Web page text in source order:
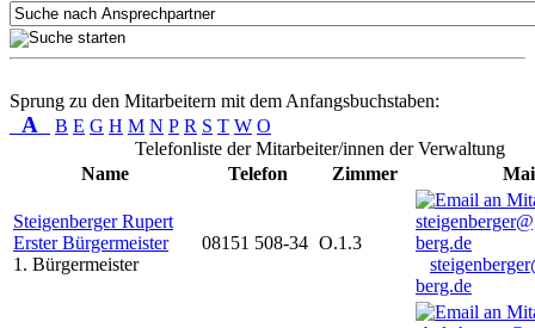
Sprung zu den Mitarbeitern mit dem Anfangsbuchstaben:
A B E G H M N P R S T W O
Telefonliste der Mitarbeiter/innen der Verwaltung
Name
Telefon Zimmer
Steigenberger Rupert
Erster Bürgermeister
1. Bürgermeister
08151 508-34 O.1.3
berg.de